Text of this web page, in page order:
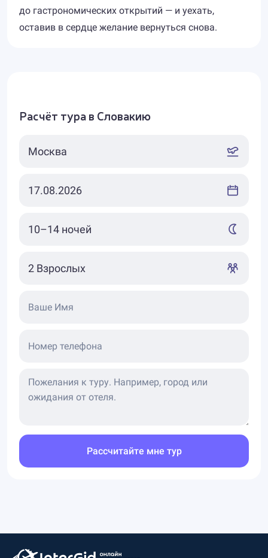
до гастрономических открытий — и уехать,
оставив в сердце желание вернуться снова.
Расчёт тура в Словакию
Ваше Имя
Номер телефона
Рассчитайте мне тур